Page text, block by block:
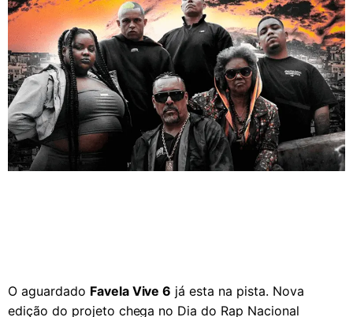
O aguardado Favela Vive 6 já esta na pista. Nova
edição do projeto chega no Dia do Rap Nacional